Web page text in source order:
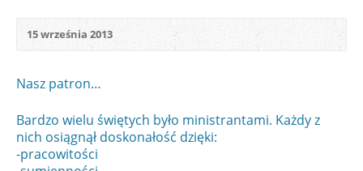
15 września 2013
Nasz patron…
Bardzo wielu świętych było ministrantami. Każdy z
nich osiągnął doskonałość dzięki:
-pracowitości